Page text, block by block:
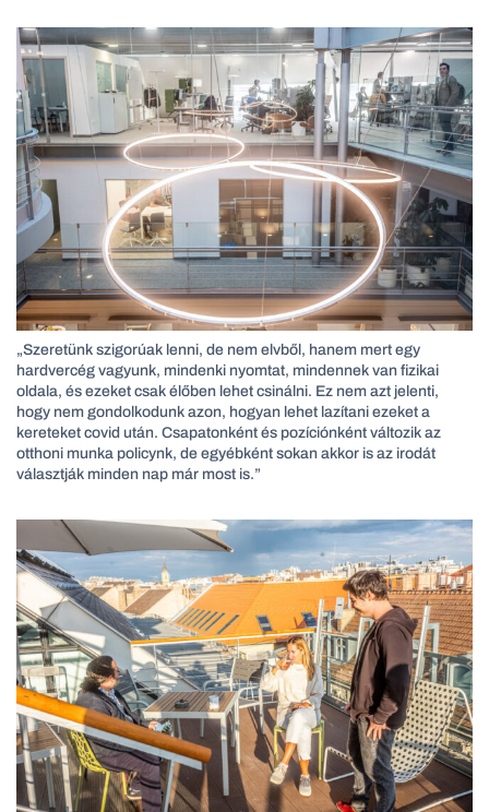
„Szeretünk szigorúak lenni, de nem elvből, hanem mert egy
hardvercég vagyunk, mindenki nyomtat, mindennek van fizikai
oldala, és ezeket csak élőben lehet csinálni. Ez nem azt jelenti,
hogy nem gondolkodunk azon, hogyan lehet lazítani ezeket a
kereteket covid után. Csapatonként és pozíciónként változik az
otthoni munka policynk, de egyébként sokan akkor is az irodát
választják minden nap már most is.”